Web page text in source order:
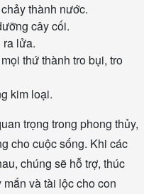
thành nước.
cây cối.
lửa.
thứ thành tro bụi, tro
kim loại.
trọng trong phong thủy,
cho cuộc sống. Khi các
chúng sẽ hỗ trợ, thúc
và tài lộc cho con